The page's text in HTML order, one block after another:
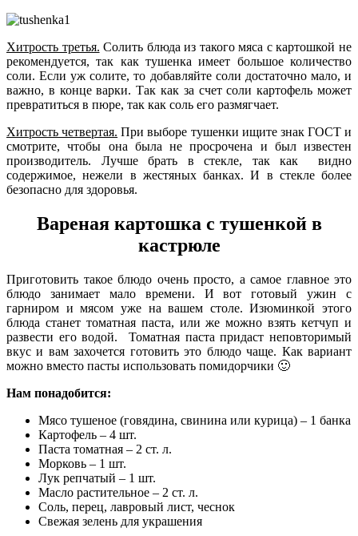
Хитрость третья. Солить блюда из такого мяса с картошкой не
рекомендуется, так как тушенка имеет большое количество
соли. Если уж солите, то добавляйте соли достаточно мало, и
важно, в конце варки. Так как за счет соли картофель может
превратиться в пюре, так как соль его размягчает.
Хитрость четвертая. При выборе тушенки ищите знак ГОСТ и
смотрите, чтобы она была не просрочена и был известен
производитель. Лучше брать в стекле, так как видно
содержимое, нежели в жестяных банках. И в стекле более
безопасно для здоровья.
Вареная картошка с тушенкой в
кастрюле
Приготовить такое блюдо очень просто, а самое главное это
блюдо занимает мало времени. И вот готовый ужин с
гарниром и мясом уже на вашем столе. Изюминкой этого
блюда станет томатная паста, или же можно взять кетчуп и
развести его водой. Томатная паста придаст неповторимый
вкус и вам захочется готовить это блюдо чаще. Как вариант
можно вместо пасты использовать помидорчики 🙂
Нам понадобится:
Мясо тушеное (говядина, свинина или курица) – 1 банка
Картофель – 4 шт.
Паста томатная – 2 ст. л.
Морковь – 1 шт.
Лук репчатый – 1 шт.
Масло растительное – 2 ст. л.
Соль, перец, лавровый лист, чеснок
Свежая зелень для украшения